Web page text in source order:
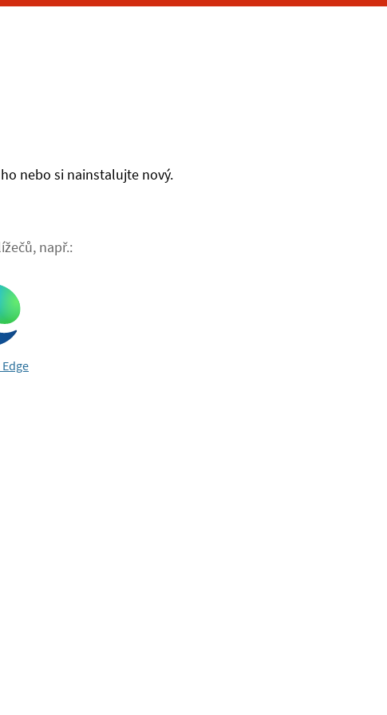
nebo si nainstalujte nový.
např.: